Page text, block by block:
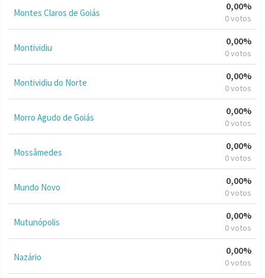
Montes Claros de Goiás
0,00%
0 votos
Montividiu
0,00%
0 votos
Montividiu do Norte
0,00%
0 votos
Morro Agudo de Goiás
0,00%
0 votos
Mossâmedes
0,00%
0 votos
Mundo Novo
0,00%
0 votos
Mutunópolis
0,00%
0 votos
Nazário
0,00%
0 votos